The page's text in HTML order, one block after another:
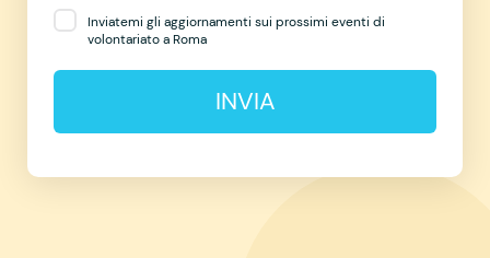
Inviatemi gli aggiornamenti sui prossimi eventi di
volontariato a Roma
INVIA